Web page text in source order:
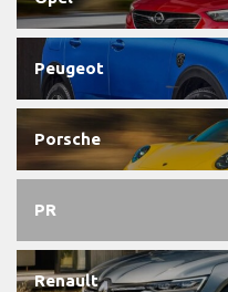
Peugeot
Porsche
PR
Renault